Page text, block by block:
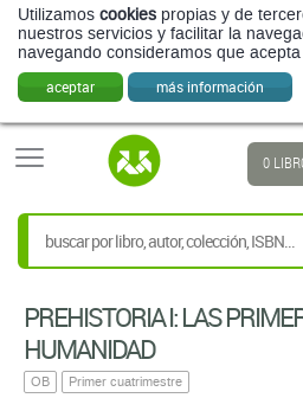
Utilizamos cookies propias y de
nuestros servicios y facilitar la
navegando consideramos que
aceptar más información
0
PREHISTORIA I: LAS
HUMANIDAD
OB Primer cuatrimestre